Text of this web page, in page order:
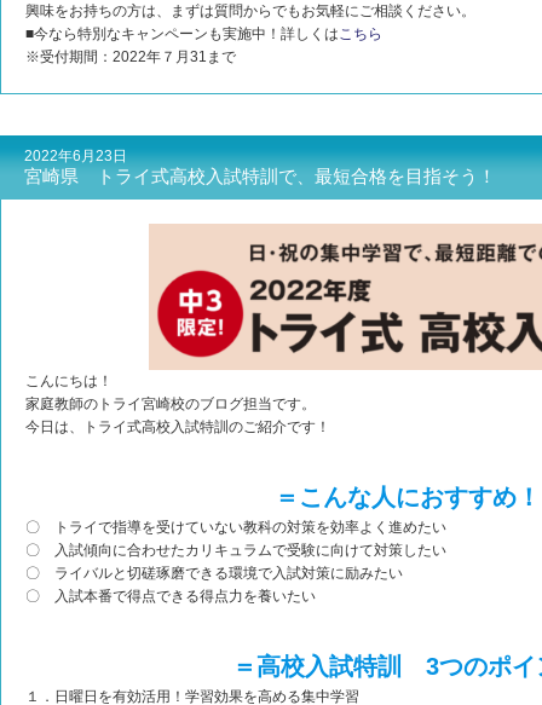
興味をお持ちの方は、まずは質問からでもお気軽にご相談ください。
■今なら特別なキャンペーンも実施中！詳しくはこちら
※受付期間：2022年７月31まで
2022年6月23日
宮崎県 トライ式高校入試特訓で、最短合格を目指そう！
こんにちは！
家庭教師のトライ宮崎校のブログ担当です。
今日は、トライ式高校入試特訓のご紹介です！
＝こんな人におすすめ
〇 トライで指導を受けていない教科の対策を効率よく進めたい
〇 入試傾向に合わせたカリキュラムで受験に向けて対策したい
〇 ライバルと切磋琢磨できる環境で入試対策に励みたい
〇 入試本番で得点できる得点力を養いたい
＝高校入試特訓 3つのポイ
１．日曜日を有効活用！学習効果を高める集中学習